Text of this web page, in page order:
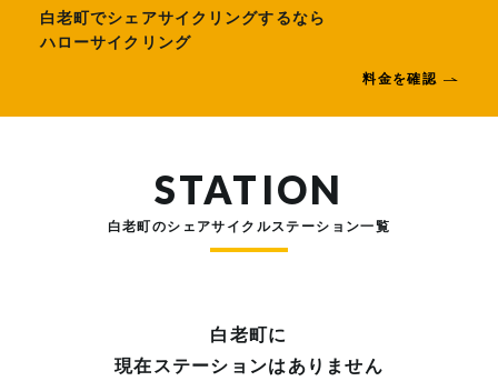
白老町でシェアサイクリングするなら
ハローサイクリング
料金を確認
STATION
白老町のシェアサイクルステーション一覧
白老町に
現在ステーションはありません